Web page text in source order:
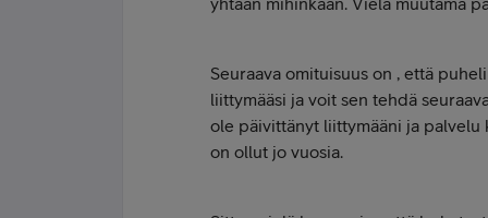
Seuraava omituisuus on , että
liittymääsi ja voit sen tehdä
ole päivittänyt liittymääni ja palvelu
on ollut jo vuosia.